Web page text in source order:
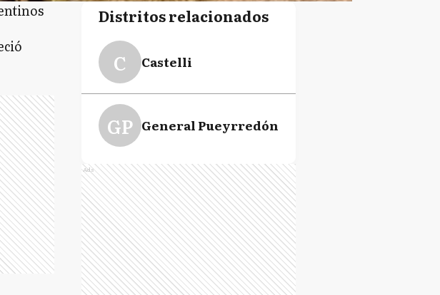
Distritos relacionados
C Castelli
GP General Pueyrredón
Ads